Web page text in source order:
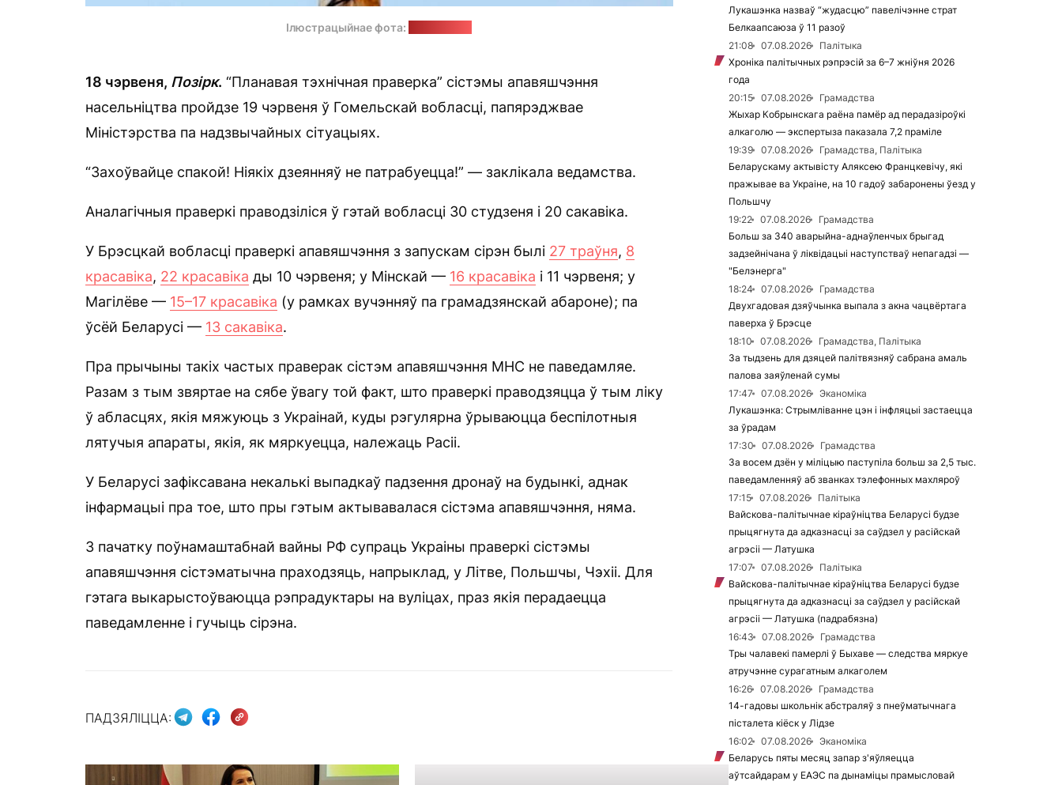
Ілюстрацыйнае фота:
18 чэрвеня, Позірк. “Планавая тэхнічная праверка” сістэмы апавяшчэння
насельніцтва пройдзе 19 чэрвеня ў Гомельскай вобласці, папярэджвае
Міністэрства па надзвычайных сітуацыях.
“Захоўвайце спакой! Ніякіх дзеянняў не патрабуецца!” — заклікала ведамства.
Аналагічныя праверкі праводзіліся ў гэтай вобласці 30 студзеня і 20 сакавіка.
У Брэсцкай вобласці праверкі апавяшчэння з запускам сірэн былі 27 траўня, 8
красавіка, 22 красавіка ды 10 чэрвеня; у Мінскай — 16 красавіка і 11 чэрвеня; у
Магілёве — 15–17 красавіка (у рамках вучэнняў па грамадзянскай абароне); па
ўсёй Беларусі — 13 сакавіка.
Пра прычыны такіх частых праверак сістэм апавяшчэння МНС не паведамляе.
Разам з тым звяртае на сябе ўвагу той факт, што праверкі праводзяцца ў тым ліку
ў абласцях, якія мяжуюць з Украінай, куды рэгулярна ўрываюцца беспілотныя
лятучыя апараты, якія, як мяркуецца, належаць Расіі.
У Беларусі зафіксавана некалькі выпадкаў падзення дронаў на будынкі, аднак
інфармацыі пра тое, што пры гэтым актывавалася сістэма апавяшчэння, няма.
З пачатку поўнамаштабнай вайны РФ супраць Украіны праверкі сістэмы
апавяшчэння сістэматычна праходзяць, напрыклад, у Літве, Польшчы, Чэхіі. Для
гэтага выкарыстоўваюцца рэпрадуктары на вуліцах, праз якія перадаецца
паведамленне і гучыць сірэна.
ПАДЗЯЛІЦЦА:
Лукашэнка назваў “жудасцю” павелічэнне страт
Белкаапсаюза ў 11 разоў
21:08
07.08.2026
Палітыка
Хроніка палітычных рэпрэсій за 6–7 жніўня 2026
года
20:15
07.08.2026
Грамадства
Жыхар Кобрынскага раёна памёр ад перадазіроўкі
алкаголю — экспертыза паказала 7,2 праміле
19:39
07.08.2026
Грамадства, Палітыка
Беларускаму актывісту Аляксею Францкевічу, які
пражывае ва Украіне, на 10 гадоў забаронены ўезд у
Польшчу
19:22
07.08.2026
Грамадства
Больш за 340 аварыйна-аднаўленчых брыгад
задзейнічана ў ліквідацыі наступстваў непагадзі —
"Белэнерга"
18:24
07.08.2026
Грамадства
Двухгадовая дзяўчынка выпала з акна чацвёртага
паверха ў Брэсце
18:10
07.08.2026
Грамадства, Палітыка
За тыдзень для дзяцей палітвязняў сабрана амаль
палова заяўленай сумы
17:47
07.08.2026
Эканоміка
Лукашэнка: Стрымліванне цэн і інфляцыі застаецца
за ўрадам
17:30
07.08.2026
Грамадства
За восем дзён у міліцыю паступіла больш за 2,5 тыс.
паведамленняў аб званках тэлефонных махляроў
17:15
07.08.2026
Палітыка
Вайскова-палітычнае кіраўніцтва Беларусі будзе
прыцягнута да адказнасці за саўдзел у расійскай
агрэсіі — Латушка
17:07
07.08.2026
Палітыка
Вайскова-палітычнае кіраўніцтва Беларусі будзе
прыцягнута да адказнасці за саўдзел у расійскай
агрэсіі — Латушка (падрабязна)
16:43
07.08.2026
Грамадства
Тры чалавекі памерлі ў Быхаве — следства мяркуе
атручэнне сурагатным алкаголем
16:26
07.08.2026
Грамадства
14-гадовы школьнік абстраляў з пнеўматычнага
пісталета кіёск у Лідзе
16:02
07.08.2026
Эканоміка
Беларусь пяты месяц запар з'яўляецца
аўтсайдарам у ЕАЭС па дынаміцы прамысловай